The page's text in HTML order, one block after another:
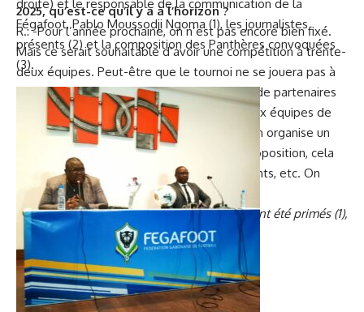
2025, qu’est-ce qu’il y a à l’horizon ?
R.: -Pour l’année prochaine, on n’est pas encore bien fixé.
Mais ce serait souhaitable d’avoir une compétition à trente-
deux équipes. Peut-être que le tournoi ne se jouera pas à
Libreville ! En effet, il y a un certain nombre de partenaires
qui nous demandent d’étendre le tournoi aux équipes de
l’intérieur du pays. D’autres souhaitent qu’on organise un
Championnat Corpo. Pour cette dernière proposition, cela
demande des moyens, des accompagnements, etc. On
verra. Pour 2025, il y a beaucoup de pistes.
Nos images: Les opérateurs économiques ont été primés (1),
en présence des deux invités spéciaux (2).
droite) et le responsable de la communication de la
Fégafoot, Pablo Moussodji Ngoma (1), les journalistes
présents (2) et la composition des Panthères convoquées
(3).